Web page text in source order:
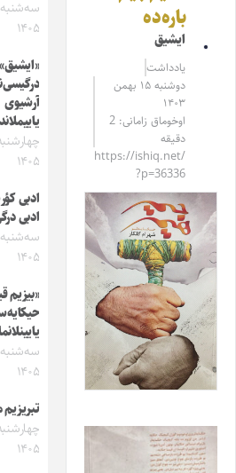
باره‌ده
ایشیق
یادداشت
دوشنبه ۱۵ بهمن
۱۴۰۳
اوخوماق زامانی: 2
دقیقه
https://ishiq.net/
?p=36336
۱۴۰۵
«ایشیق»
آرشیوی
۱۴۰۵
ادبی
ادبی
۱۴۰۵
«بیزیم
۱۴۰۵
۱۴۰۵